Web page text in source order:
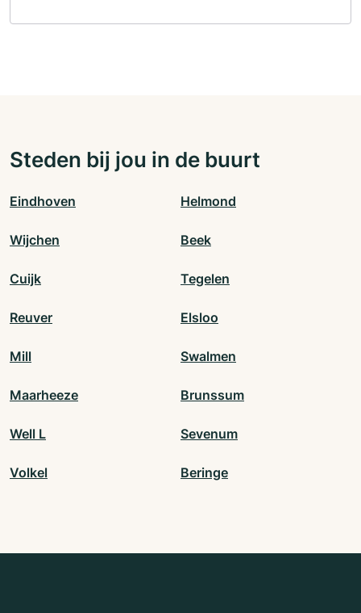
Steden bij jou in de buurt
Eindhoven Helmond
Wijchen Beek
Cuijk Tegelen
Reuver Elsloo
Mill Swalmen
Maarheeze Brunssum
Well L Sevenum
Volkel Beringe